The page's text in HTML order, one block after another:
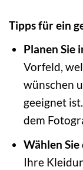
Tipps für ein
Planen Sie
Vorfeld,
wünschen
geeignet
dem
Wählen
Ihre